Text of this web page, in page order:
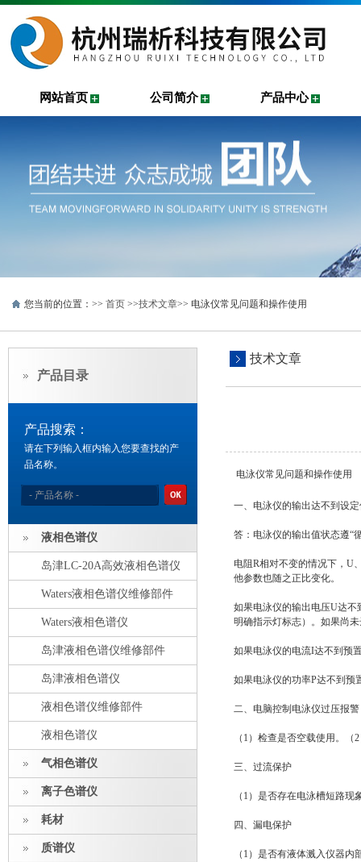
网站首页 公司简介 产品中心
您当前的位置：>> 首页 >>技术文章>> 电泳仪常见问题和操作使用
产品目录
产品搜索：
请在下列输入框内输入您要查找的产
品名称。
液相色谱仪
岛津LC-20A高效液相色谱仪
Waters液相色谱仪维修部件
Waters液相色谱仪
岛津液相色谱仪维修部件
岛津液相色谱仪
液相色谱仪维修部件
液相色谱仪
气相色谱仪
离子色谱仪
耗材
质谱仪
技术文章
电泳仪常见问题和操作使用
一、电泳仪的输出达不到设
答：电泳仪的输出值状态遵“
电阻R相对不变的情况下，U
他参数也随之正比变化。
如果电泳仪的输出电压U达
明确指示灯标志）。如果尚
如果电泳仪的电流I达不到预
如果电泳仪的功率P达不到预
二、电脑控制电泳仪过压报警
（1）检查是否空载使用。
三、过流保护
（1）是否存在电泳槽短路
四、漏电保护
（1）是否有液体溅入仪器